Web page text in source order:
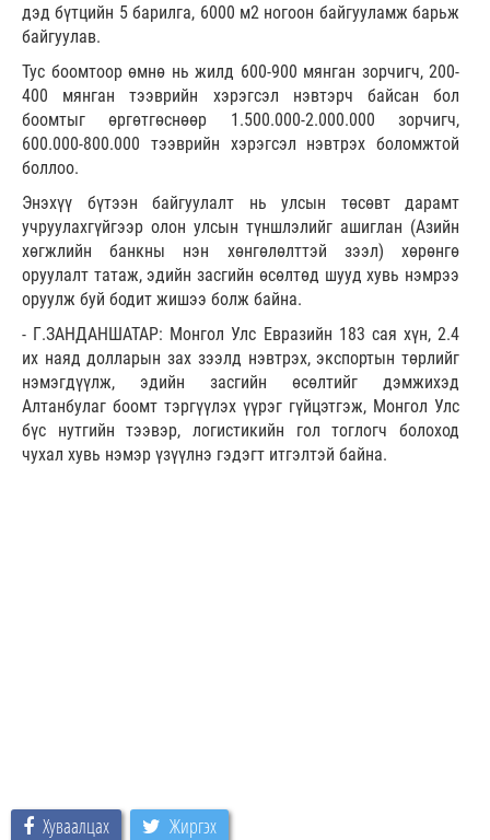
дэд бүтцийн 5 барилга, 6000 м2 ногоон байгууламж барьж
байгуулав.
Тус боомтоор өмнө нь жилд 600-900 мянган зорчигч, 200-
400 мянган тээврийн хэрэгсэл нэвтэрч байсан бол
боомтыг өргөтгөснөөр 1.500.000-2.000.000 зорчигч,
600.000-800.000 тээврийн хэрэгсэл нэвтрэх боломжтой
боллоо.
Энэхүү бүтээн байгуулалт нь улсын төсөвт дарамт
учруулахгүйгээр олон улсын түншлэлийг ашиглан (Азийн
хөгжлийн банкны нэн хөнгөлөлттэй зээл) хөрөнгө
оруулалт татаж, эдийн засгийн өсөлтөд шууд хувь нэмрээ
оруулж буй бодит жишээ болж байна.
- Г.ЗАНДАНШАТАР: Монгол Улс Евразийн 183 сая хүн, 2.4
их наяд долларын зах зээлд нэвтрэх, экспортын төрлийг
нэмэгдүүлж, эдийн засгийн өсөлтийг дэмжихэд
Алтанбулаг боомт тэргүүлэх үүрэг гүйцэтгэж, Монгол Улс
бүс нутгийн тээвэр, логистикийн гол тоглогч болоход
чухал хувь нэмэр үзүүлнэ гэдэгт итгэлтэй байна.
Хуваалцах Жиргэх